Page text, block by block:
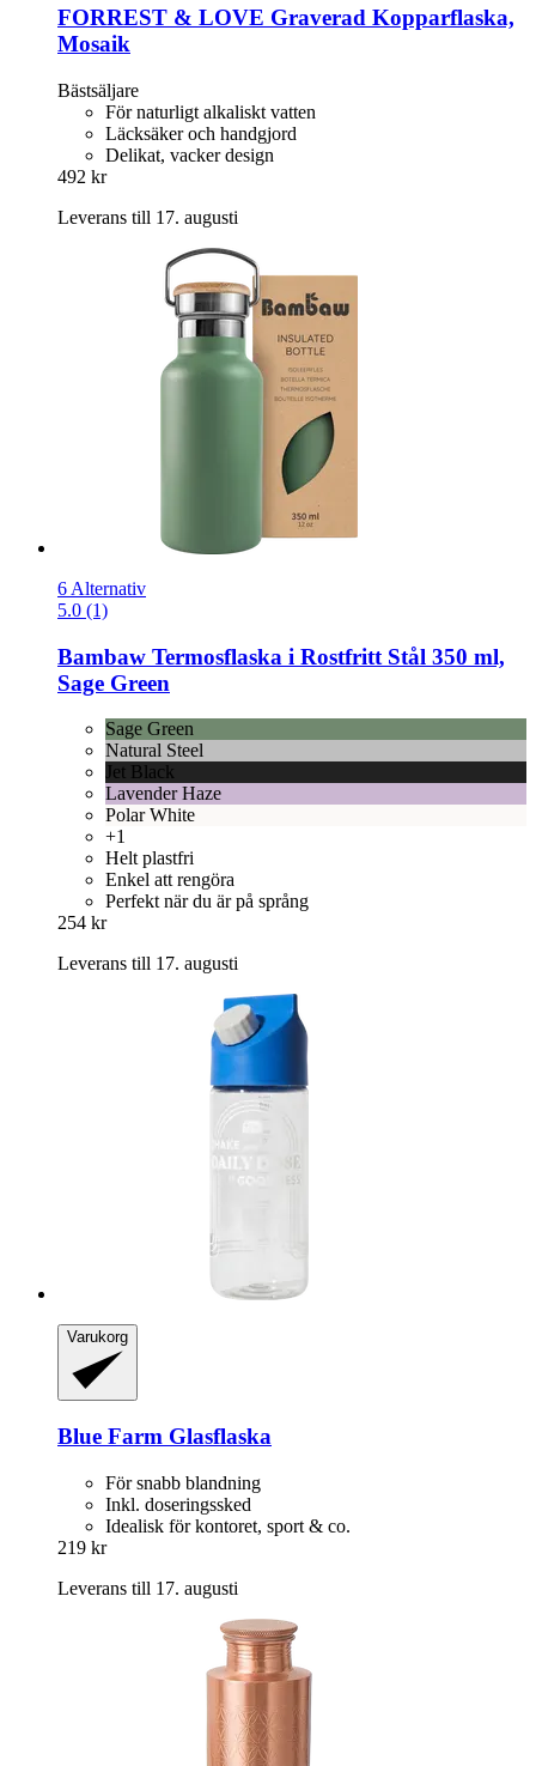
FORREST & LOVE Graverad Kopparflaska,
Mosaik
Bästsäljare
För naturligt alkaliskt vatten
Läcksäker och handgjord
Delikat, vacker design
492 kr
Leverans till 17. augusti
6 Alternativ
5.0 (1)
Bambaw Termosflaska i Rostfritt Stål 350 ml,
Sage Green
Sage Green
Natural Steel
Jet Black
Lavender Haze
Polar White
+1
Helt plastfri
Enkel att rengöra
Perfekt när du är på språng
254 kr
Leverans till 17. augusti
Varukorg
Blue Farm Glasflaska
För snabb blandning
Inkl. doseringssked
Idealisk för kontoret, sport & co.
219 kr
Leverans till 17. augusti